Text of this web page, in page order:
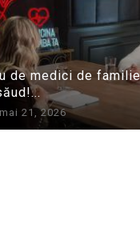
de medici de
mai 21, 2026